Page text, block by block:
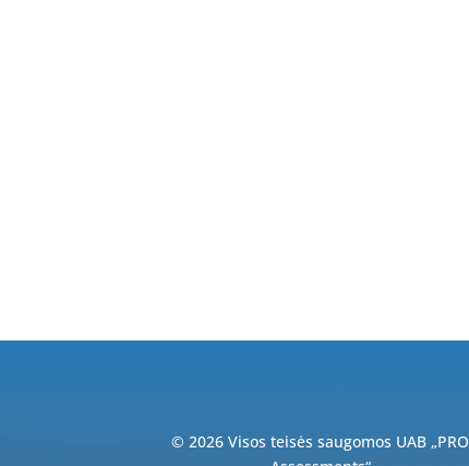
© 2026 Visos teisės saugomos UAB „PRO